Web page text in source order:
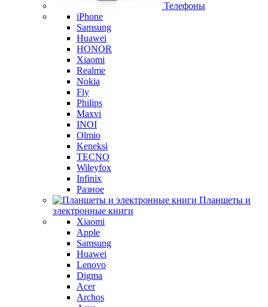
Телефоны
iPhone
Samsung
Huawei
HONOR
Xiaomi
Realme
Nokia
Fly
Philips
Maxvi
INOI
Olmio
Keneksi
TECNO
Wileyfox
Infinix
Разное
Планшеты и
электронные книги
Xiaomi
Apple
Samsung
Huawei
Lenovo
Digma
Acer
Archos